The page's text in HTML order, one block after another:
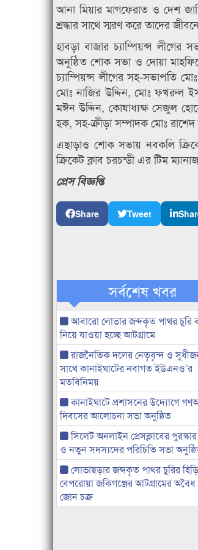
আনা মিয়ার মাগফেরাত ও দেশ
শ্রদ্ধার সাথে স্মরণ করে তাদের
হাবড়া বাজার চ্যাম্পিয়ন্স
অনুষ্ঠিত শোক সভা ও দোয়া
চ্যাম্পিয়ন্স লীগের সহ-সভাপতি
মোঃ নাজির উদ্দিন, মোঃ ফখরুল
মঈন উদ্দিন, কোষাধ্যক্ষ সেজুল
হক, সহ-ক্রীড়া সম্পাদক মোঃ
এছাড়াও শোক সভায় নবকলি
ক্রিকেট ক্লাব চরচন্ডী এর টিম
প্রেস বিজ্ঞপ্তি
Share Tweet
সর্বশেষ খবর
আবারো লোভার জব্দকৃত পাথর চুরি
নিয়ে যাওয়া হচ্ছে আটগ্রামে
রাজনৈতিক দলের নেতৃবৃন্দ ও
সাথে কানাইঘাটের নবাগত ইউএনও’র
মতবিনিময়
কানাইঘাটে প্রশাসনের উদ্যোগে
দিবসের আলোচনা সভা অনুষ্ঠিত
সিলেট অনলাইন প্রেসক্লাবের
ও নতুন সদস্যদের পরিচিতি সভা
লোভাছড়ার জব্দকৃত পাথর চুরির
বেপরোয়া জকিগঞ্জের আটগ্রামের অবৈধ
জোন চক্র